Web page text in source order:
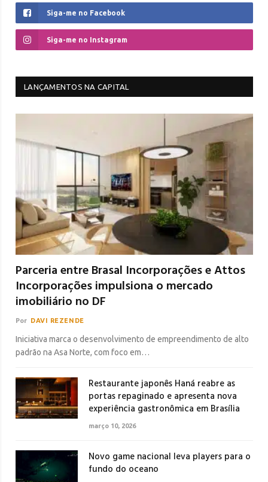
Siga-me no Facebook
Siga-me no Instagram
LANÇAMENTOS NA CAPITAL
Parceria entre Brasal Incorporações e Attos
Incorporações impulsiona o mercado
imobiliário no DF
Por DAVI REZENDE
Iniciativa marca o desenvolvimento de empreendimento de alto
padrão na Asa Norte, com foco em…
Restaurante japonês Haná reabre as
portas repaginado e apresenta nova
experiência gastronômica em Brasília
março 10, 2026
Novo game nacional leva players para o
fundo do oceano